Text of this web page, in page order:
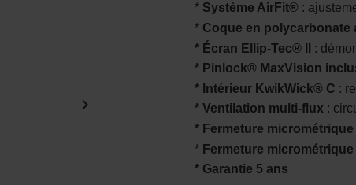

* Système AirFit® :
* Coque en polycarbonate
* Écran Ellip-Tec® II
:
* Pinlock® MaxVision
* Intérieur KwikWick® C :
* Ventilation multi-flux :
* Fermeture micrométrique
* Fermeture micrométrique
* Garantie 5 ans